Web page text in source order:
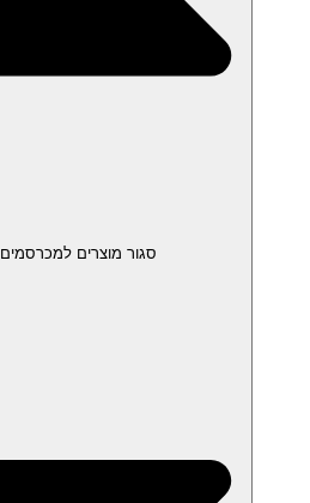
סגור מוצרים למכרסמים